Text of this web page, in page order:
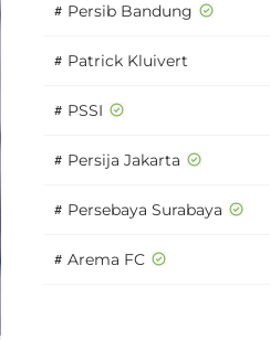
# Persib Bandung
# Patrick Kluivert
# PSSI
# Persija Jakarta
# Persebaya Surabaya
# Arema FC